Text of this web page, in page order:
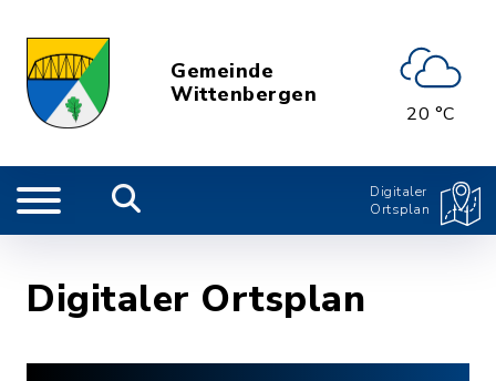
Gemeinde
Wittenbergen
20 °C
Digitaler
Ortsplan
Digitaler Ortsplan